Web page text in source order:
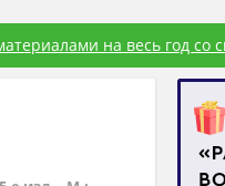
на весь год со